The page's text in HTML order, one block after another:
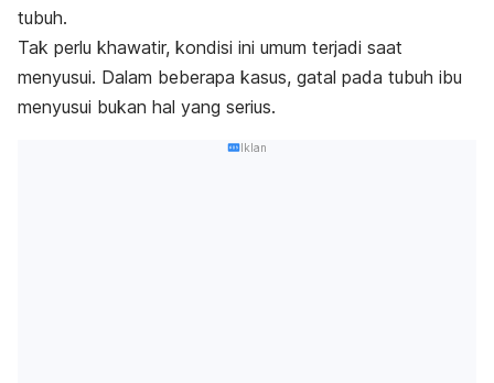
tubuh.
Tak perlu khawatir, kondisi ini umum terjadi saat
menyusui. Dalam beberapa kasus, gatal pada tubuh ibu
menyusui bukan hal yang serius.
Iklan